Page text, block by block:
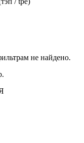
не найдено.